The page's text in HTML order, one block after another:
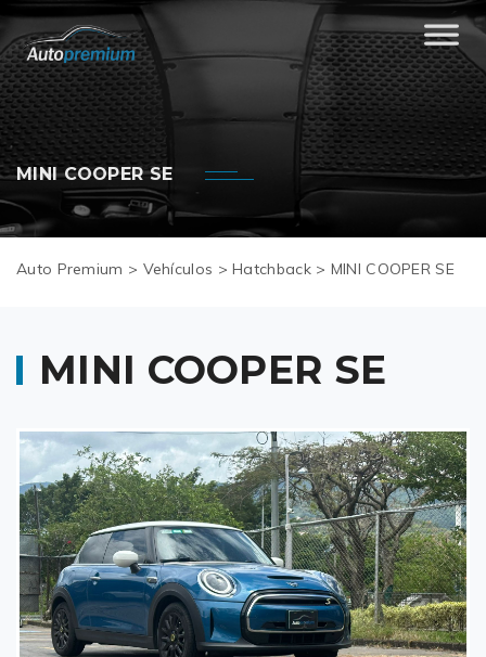
MINI COOPER SE
Auto Premium > Vehículos >Hatchback> MINI COOPER SE
MINI COOPER SE